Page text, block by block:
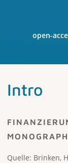
open-
Intro
Quelle: Brinken,